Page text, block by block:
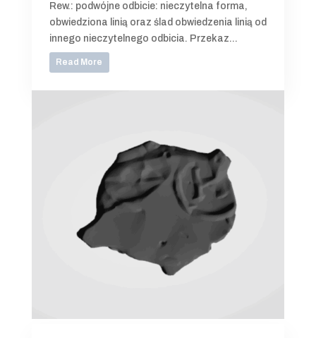
Rew.: podwójne odbicie: nieczytelna forma,
obwiedziona linią oraz ślad obwiedzenia linią od
innego nieczytelnego odbicia. Przekaz...
Read More